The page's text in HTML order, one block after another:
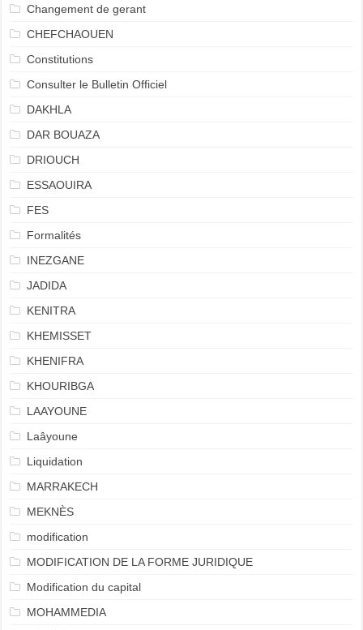
Changement de gerant
CHEFCHAOUEN
Constitutions
Consulter le Bulletin Officiel
DAKHLA
DAR BOUAZA
DRIOUCH
ESSAOUIRA
FES
Formalités
INEZGANE
JADIDA
KENITRA
KHEMISSET
KHENIFRA
KHOURIBGA
LAAYOUNE
Laâyoune
Liquidation
MARRAKECH
MEKNÈS
modification
MODIFICATION DE LA FORME JURIDIQUE
Modification du capital
MOHAMMEDIA